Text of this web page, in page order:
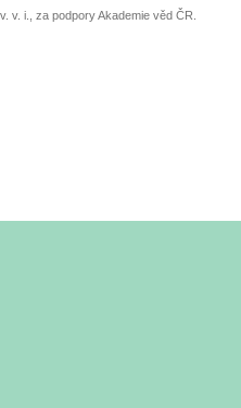
v. i., za podpory Akademie věd ČR.